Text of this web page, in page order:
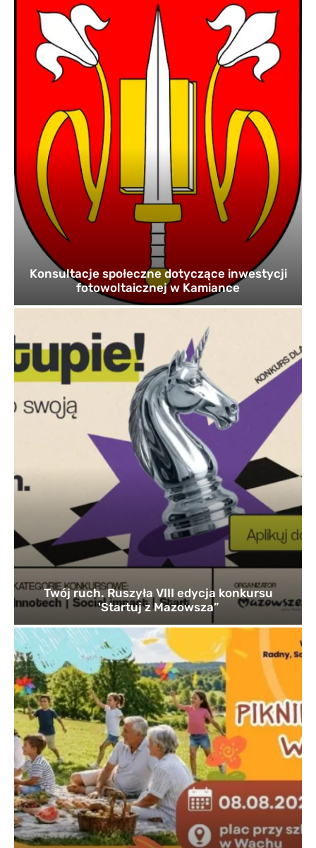
Konsultacje społeczne dotyczące inwestycji
fotowoltaicznej w Kamiance
Twój ruch. Ruszyła VIII edycja konkursu
'Startuj z Mazowsza”